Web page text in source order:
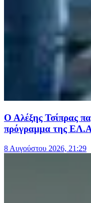
Ο Αλέξης Τσίπρας
πρόγραμμα της
8 Αυγούστου 2026, 21:29